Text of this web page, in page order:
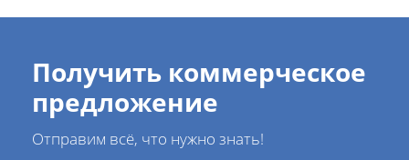
Получить коммерческое
предложение
Отправим всё, что нужно знать!